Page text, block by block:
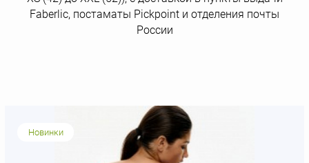
Faberlic, постаматы Рickpoint и отделения почты
России
Новинки